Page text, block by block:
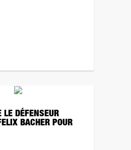
LE DÉFENSEUR
BACHER POUR